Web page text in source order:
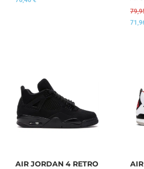
AIR JORDAN 4 RETRO